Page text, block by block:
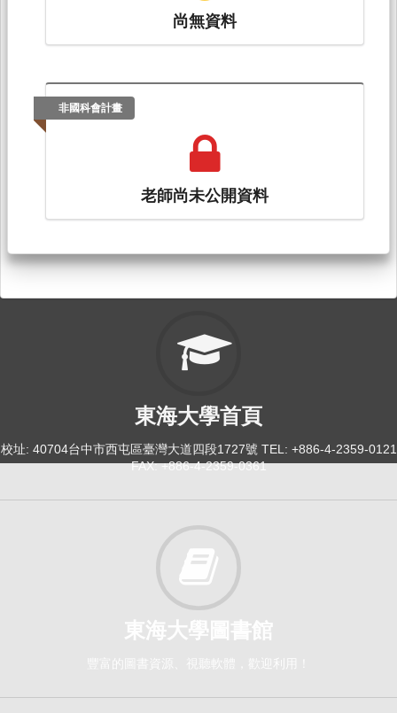
尚無資料
非國科會計畫
老師尚未公開資料
東海大學首頁
校址: 40704台中市西屯區臺灣大道四段1727號 TEL: +886-4-2359-0121
FAX: +886-4-2359-0361
東海大學圖書館
豐富的圖書資源、視聽軟體，歡迎利用！